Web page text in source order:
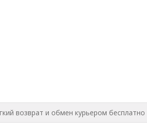
возврат и обмен курьером бесплатно